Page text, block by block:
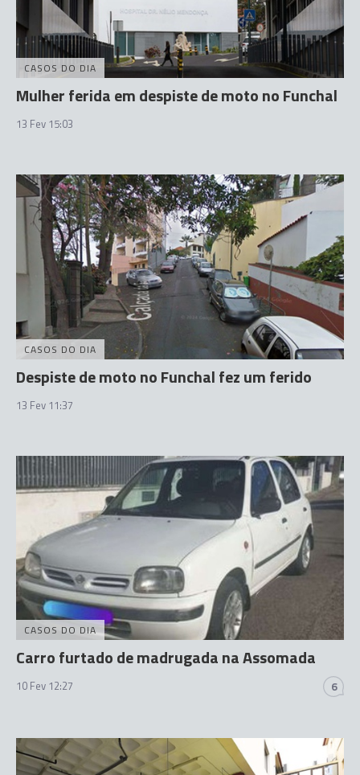
CASOS DO DIA
Mulher ferida em despiste de moto no Funchal
13 Fev 15:03
CASOS DO DIA
Despiste de moto no Funchal fez um ferido
13 Fev 11:37
CASOS DO DIA
Carro furtado de madrugada na Assomada
10 Fev 12:27 6